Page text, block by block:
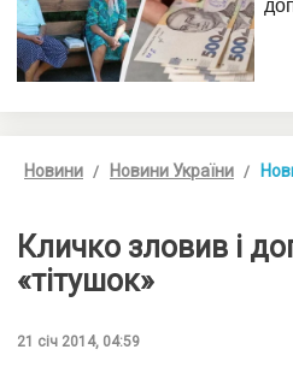
Новини Новини України
Кличко зловив і
«тітушок»
21 січ 2014, 04:59